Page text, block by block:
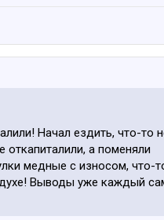
Начал ездить, что-то
откапиталили, а поменяли
медные с износом, что-
духе! Выводы уже каждый